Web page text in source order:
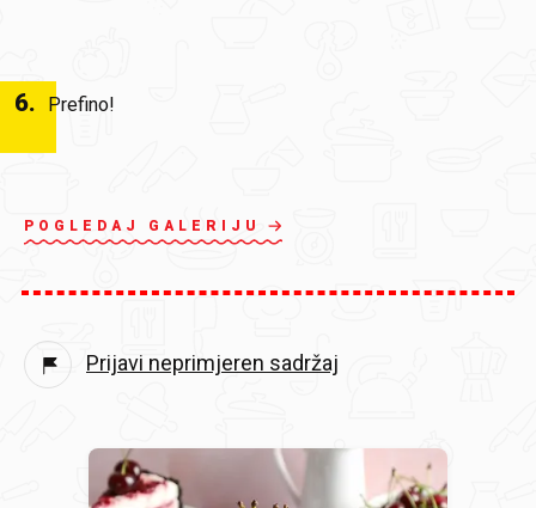
6. Prefino!
POGLEDAJ GALERIJU
Prijavi neprimjeren sadržaj